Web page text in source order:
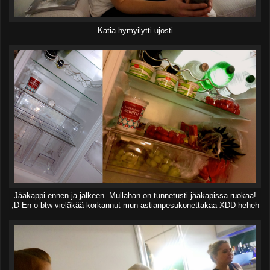
Katia hymyilytti ujosti
Jääkappi ennen ja jälkeen. Mullahan on tunnetusti jääkapissa ruokaa!
;D En o btw vieläkää korkannut mun astianpesukonettakaa XDD heheh